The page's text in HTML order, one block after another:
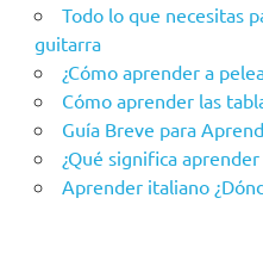
Todo lo que necesitas
guitarra
¿Cómo aprender a
Cómo aprender las
Guía Breve para
¿Qué significa aprender
Aprender italiano